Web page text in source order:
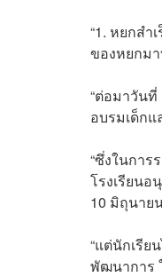
“1. หยกสำ
ของหยกม
“ต่อมาวัน
อบรมเด็ก
“ซึ่งในการ
โรงเรียน
10 มิถุนาย
“แต่นักเรีย
พัฒนาการ